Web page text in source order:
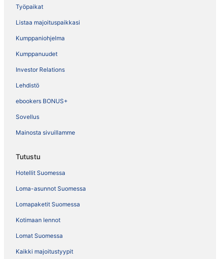
Työpaikat
Listaa majoituspaikkasi
Kumppaniohjelma
Kumppanuudet
Investor Relations
Lehdistö
ebookers BONUS+
Sovellus
Mainosta sivuillamme
Tutustu
Hotellit Suomessa
Loma-asunnot Suomessa
Lomapaketit Suomessa
Kotimaan lennot
Lomat Suomessa
Kaikki majoitustyypit